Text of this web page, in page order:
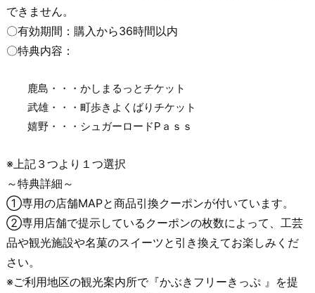
できません。
〇有効期間：購入から36時間以内
〇特典内容：
鹿島・・・かしまるっとチケット
武雄・・・町歩きよくばりチケット
嬉野・・・シュガーロードP ａｓｓ
※上記３つより１つ選択
～特典詳細～
①専用の店舗MAPと商品引換クーポンが付いています。
②専用店舗で提示しているクーポンの枚数によって、工芸
品や観光施設や名菓のスイーツと引き換えてお楽しみくだ
さい。
※ご利用地区の観光案内所で『かぶきフリーきっぷ 』を提